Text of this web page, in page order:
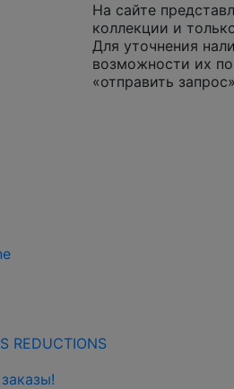
На сайте
коллекции и
Для уточнения
возможности их
«отправить
REDUCTIONS